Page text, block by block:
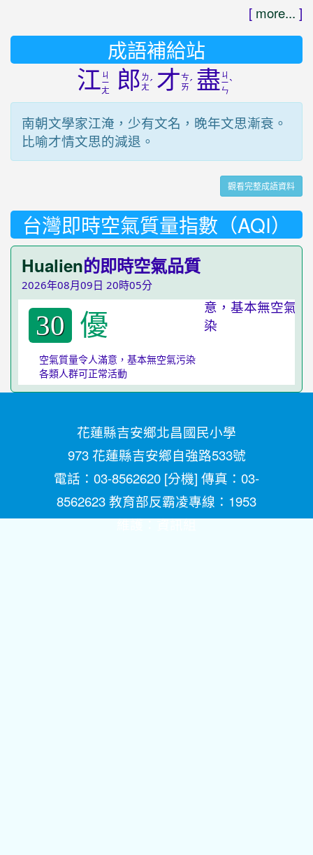
[ more... ]
成語補給站
江 ㄐ
ㄧ
ㄤ 郎 ㄌ
ㄤˊ 才ㄘ
ㄞˊ 盡 ㄐ
ㄧ
ㄣ
ˋ
南朝文學家江淹，少有文名，晚年文思漸衰。
比喻才情文思的減退。
觀看完整成語資料
台灣即時空氣質量指數（AQI）
Hualien的即時空氣品質
2026年08月09日 20時05分
30 優
空氣質量令人滿意，基本無空氣污染
各類人群可正常活動
花蓮縣吉安鄉北昌國民小學
973 花蓮縣吉安鄉自強路533號
電話：03-8562620 [分機] 傳真：03-
8562623 教育部反霸凌專線：1953
維護：資訊組